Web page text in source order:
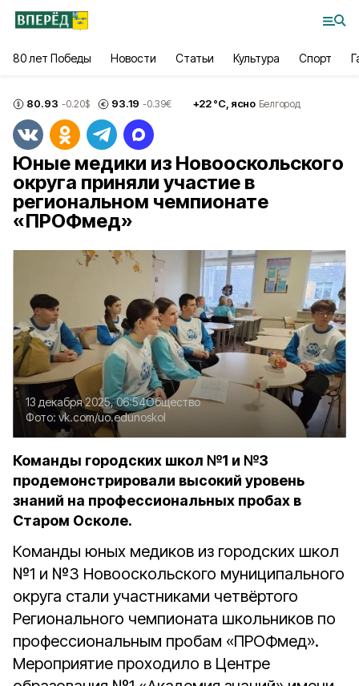
80 лет Победы Новости Статьи Культура Спорт
80.93 -0.20$ 93.19 -0.39€ +22°С, ясно Белгород
Юные медики из Новооскольского
округа приняли участие в
региональном чемпионате
«ПРОФмед»
13 декабря 2025, 06:54Общество
Фото: vk.com/uo.edunoskol
Команды городских школ №1 и №3
продемонстрировали высокий уровень
знаний на профессиональных пробах в
Старом Осколе.
Команды юных медиков из городских школ
№1 и №3 Новооскольского муниципального
округа стали участниками четвёртого
Регионального чемпионата школьников по
профессиональным пробам «ПРОФмед».
Мероприятие проходило в Центре